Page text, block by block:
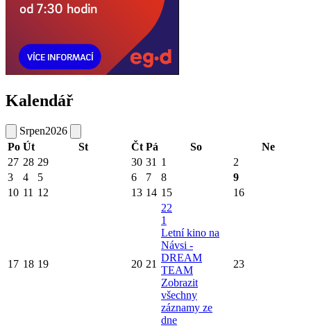
Kalendář
Srpen2026
Po Út St Čt Pá So
Ne
27 28 29 30 31 1
2
3
4 5 6 7 8
9
10 11 12 13 14 15 16
17 18 19 20 21
22
1
Letní kino na
Návsi -
DREAM
TEAM
Zobrazit
všechny
záznamy ze
dne
23